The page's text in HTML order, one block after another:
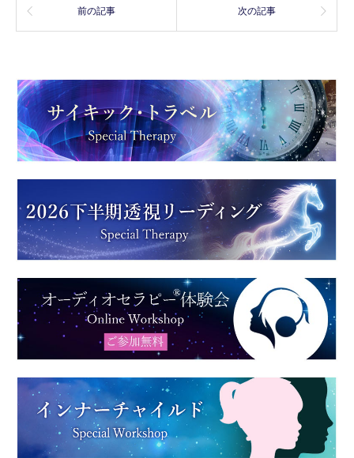
前の記事 次の記事